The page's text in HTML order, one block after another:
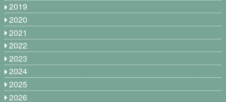
2019
2020
2021
2022
2023
2024
2025
2026